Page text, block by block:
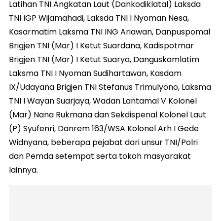
Latihan TNI Angkatan Laut (Dankodiklatal) Laksda
TNI IGP Wijamahadi, Laksda TNI I Nyoman Nesa,
Kasarmatim Laksma TNI ING Ariawan, Danpuspomal
Brigjen TNI (Mar) I Ketut Suardana, Kadispotmar
Brigjen TNI (Mar) I Ketut Suarya, Danguskamlatim
Laksma TNI I Nyoman Sudihartawan, Kasdam
IX/Udayana Brigjen TNI Stefanus Trimulyono, Laksma
TNI I Wayan Suarjaya, Wadan Lantamal V Kolonel
(Mar) Nana Rukmana dan Sekdispenal Kolonel Laut
(P) Syufenri, Danrem 163/WSA Kolonel Arh I Gede
Widnyana, beberapa pejabat dari unsur TNI/Polri
dan Pemda setempat serta tokoh masyarakat
lainnya.